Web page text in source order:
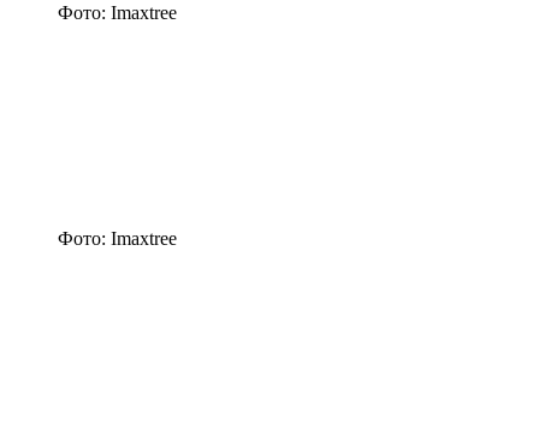
Фото: Imaxtree
Фото: Imaxtree